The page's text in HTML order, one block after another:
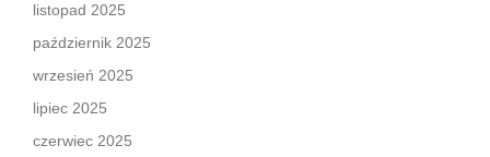
listopad 2025
październik 2025
wrzesień 2025
lipiec 2025
czerwiec 2025